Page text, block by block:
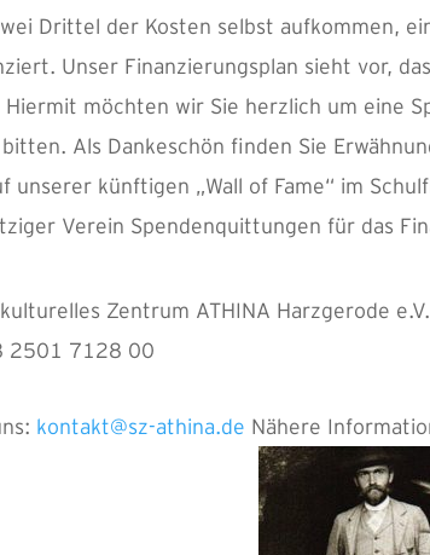
Drittel der Kosten selbst aufkommen,
Unser Finanzierungsplan sieht vor,
möchten wir Sie herzlich um eine
Als Dankeschön finden Sie
unserer künftigen „Wall of Fame“ im
Verein Spendenquittungen für das
Zentrum ATHINA Harzgerode
2501 7128 00
kontakt@sz-athina.de Nähere